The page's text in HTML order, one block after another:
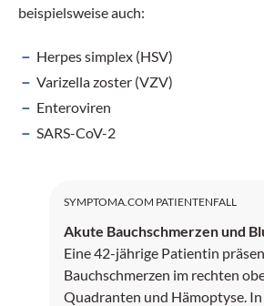
beispielsweise auch:
Herpes simplex (HSV)
Varizella zoster (VZV)
Enteroviren
SARS-CoV-2
SYMPTOMA.COM PATIENTENFALL
Akute Bauchschmerzen und
Eine 42-jährige Patientin
Bauchschmerzen im rechten
Quadranten und Hämoptyse.